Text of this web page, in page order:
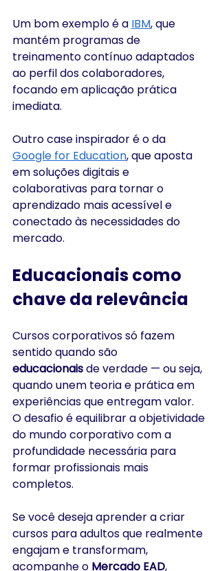
Um bom exemplo é a IBM, que
mantém programas de
treinamento contínuo adaptados
ao perfil dos colaboradores,
focando em aplicação prática
imediata.
Outro case inspirador é o da
Google for Education, que aposta
em soluções digitais e
colaborativas para tornar o
aprendizado mais acessível e
conectado às necessidades do
mercado.
Educacionais como
chave da relevância
Cursos corporativos só fazem
sentido quando são
educacionais de verdade — ou seja,
quando unem teoria e prática em
experiências que entregam valor.
O desafio é equilibrar a objetividade
do mundo corporativo com a
profundidade necessária para
formar profissionais mais
completos.
Se você deseja aprender a criar
cursos para adultos que realmente
engajam e transformam,
acompanhe o Mercado EAD,